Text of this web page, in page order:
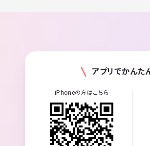
アプリでかんた
iPhoneの方はこちら